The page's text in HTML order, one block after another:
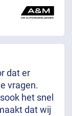
dat er
vragen.
het snel
dat wij